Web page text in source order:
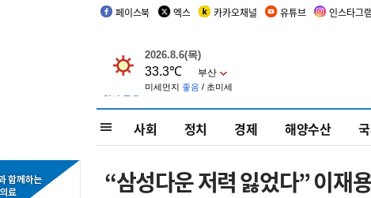
페이스북 엑스 카카오채널 유튜브 인스타그램
사회 정치 경제 해양수산
“삼성다운 저력 잃었다” 이재